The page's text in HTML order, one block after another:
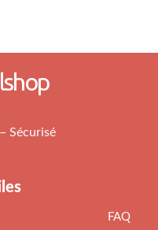
Sécurisé
FAQ